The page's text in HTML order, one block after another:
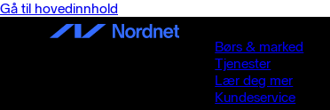
Gå til hovedinnhold
Børs & marked
Tjenester
Lær deg mer
Kundeservice